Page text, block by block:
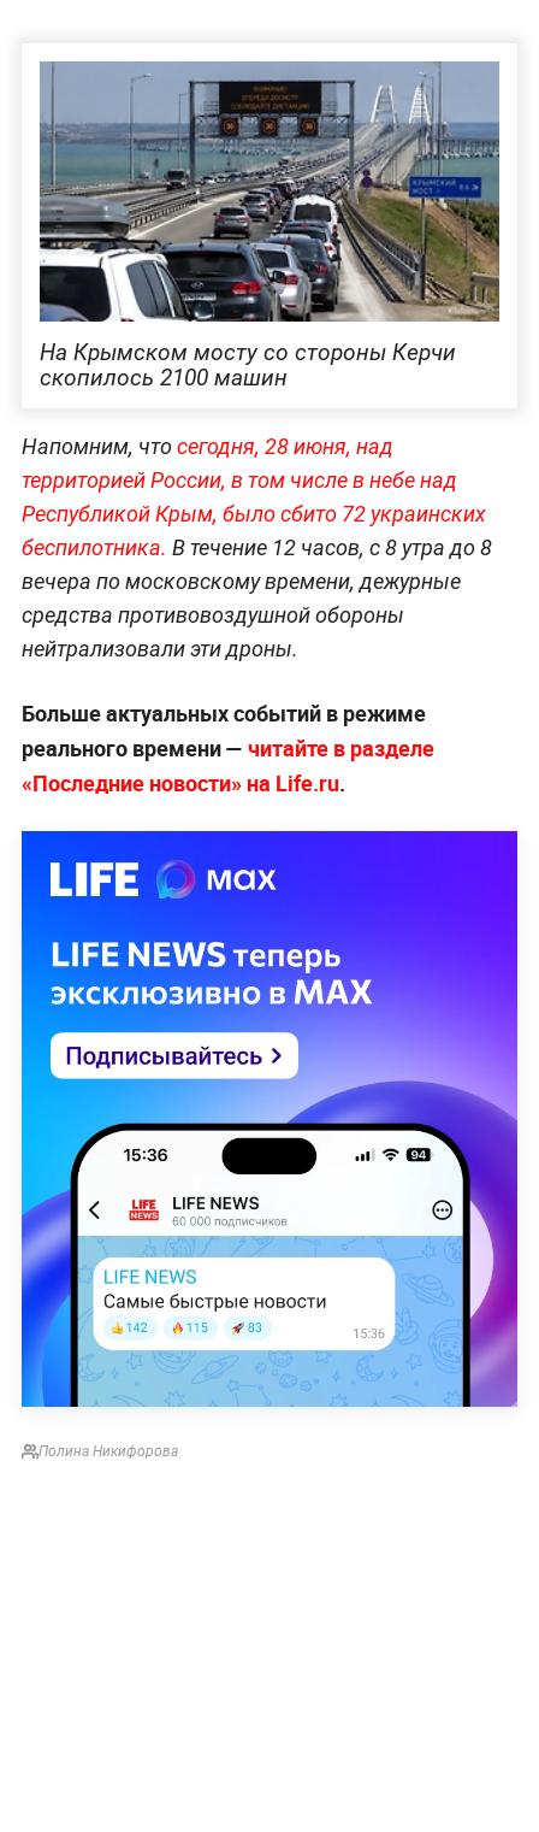
На Крымском мосту со стороны Керчи
скопилось 2100 машин
Напомним, чтосегодня, 28 июня, над
территорией России, в том числе в небе над
Республикой Крым, было сбито 72 украинских
беспилотника. В течение 12 часов, с 8 утра до 8
вечера по московскому времени, дежурные
средства противовоздушной обороны
нейтрализовали эти дроны.
Больше актуальных событий в режиме
реального времени — читайте в разделе
«Последние новости» на Life.ru.
Полина Никифорова